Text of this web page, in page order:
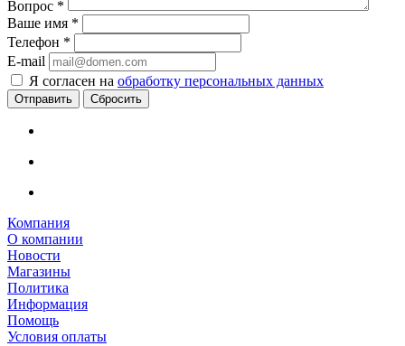
Вопрос *
Ваше имя *
Телефон *
E-mail
Я согласен на обработку персональных данных
Сбросить
Компания
О компании
Новости
Магазины
Политика
Информация
Помощь
Условия оплаты